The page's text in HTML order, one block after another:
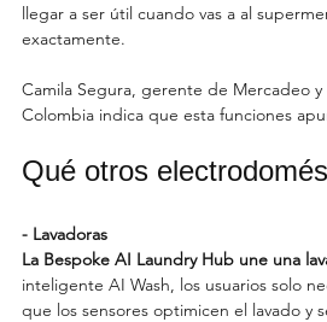
llegar a ser útil cuando vas a al
exactamente.
Camila Segura, gerente de Mercadeo
Colombia indica que esta funciones
Qué otros
- Lavadoras
La Bespoke AI Laundry Hub une una
inteligente AI Wash, los usuarios solo
que los sensores optimicen el lavado y